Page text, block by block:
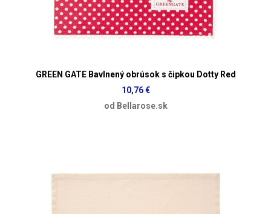
GREEN GATE Bavlnený obrúsok s čipkou Dotty Red
10,76 €
od Bellarose.sk